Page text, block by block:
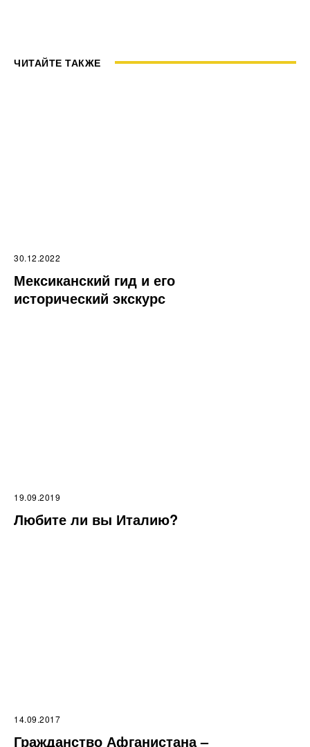
ЧИТАЙТЕ ТАКЖЕ
30.12.2022
Мексиканский гид и его
исторический экскурс
19.09.2019
Любите ли вы Италию?
14.09.2017
Гражданство Афганистана –